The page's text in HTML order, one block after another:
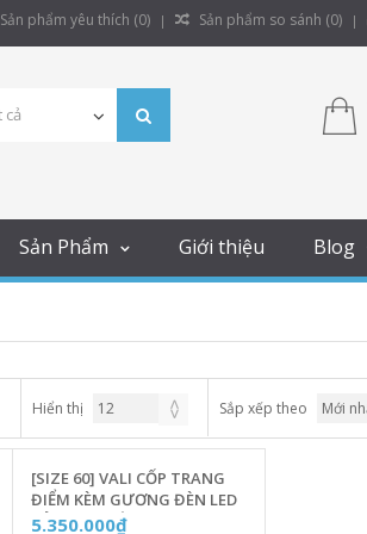
Sản phẩm yêu thích (0) Sản phẩm so sánh (0)
Sản Phẩm Giới thiệu Blog
Hiển thị Sắp xếp theo
[SIZE 60] VALI CỐP TRANG
ĐIỂM KÈM GƯƠNG ĐÈN LED
VỎ NHỰA VIỀN NHÔM [MÀU
5.350.000₫